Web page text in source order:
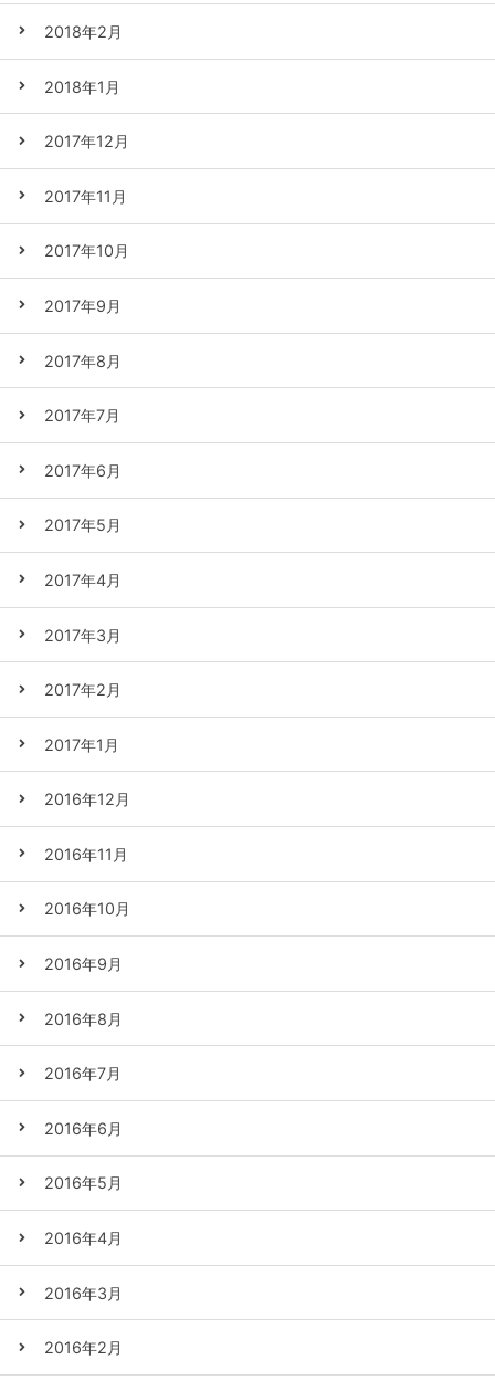
2018年2月
2018年1月
2017年12月
2017年11月
2017年10月
2017年9月
2017年8月
2017年7月
2017年6月
2017年5月
2017年4月
2017年3月
2017年2月
2017年1月
2016年12月
2016年11月
2016年10月
2016年9月
2016年8月
2016年7月
2016年6月
2016年5月
2016年4月
2016年3月
2016年2月